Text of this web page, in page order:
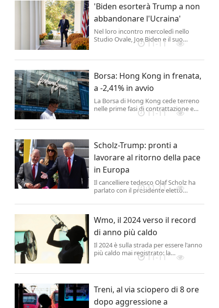
'Biden esorterà Trump a non
abbandonare l'Ucraina'
Nel loro incontro mercoledì nello
Studio Ovale, Joe Biden e il suo
successore Donald Trump
per la politica interna ed estera: lo ha
nazionale americana Jake Sullivan a
Cbs News.
11-11
Borsa: Hong Kong in frenata,
a -2,41% in avvio
La Borsa di Hong Kong cede terreno
nelle prime fasi di contrattazione e
segna una brusca correzione: l'indice
attestandosi a 20.
11-11
Scholz-Trump: pronti a
lavorare al ritorno della pace
in Europa
Il cancelliere tedesco Olaf Scholz ha
parlato con il presidente eletto
entrambi si sono detti "pronti a
pace in Europa", ha annunciato
Berlino.
11-11
Wmo, il 2024 verso il record
di anno più caldo
Il 2024 è sulla strada per essere l'anno
più caldo mai registrato: la
temperatura media in superficie, nel
stata di 1,54 gradi sopra i livelli pre-
Nino (il riscaldamento periodico del
P...
11-11
Treni, al via sciopero di 8 ore
dopo aggressione a